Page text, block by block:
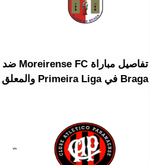
Braga في Primeira Liga والمعلق